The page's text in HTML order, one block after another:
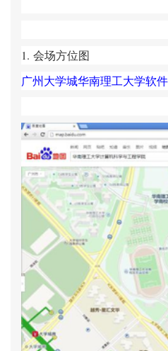
1. 会场方位图
广州大学城华南理工大学软